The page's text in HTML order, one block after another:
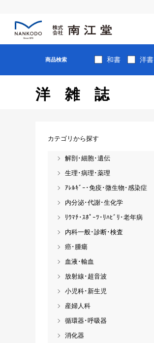
商品検索 和書 洋書
洋雑誌
カテゴリから探す
解剖･細胞･遺伝
生理･病理･薬理
ｱﾚﾙｷﾞｰ･免疫･微生物･感染症
内分泌･代謝･生化学
ﾘｳﾏﾁ･ｽﾎﾟｰﾂ･ﾘﾊﾋﾞﾘ･老年病
内科一般･診断･検査
癌･腫瘍
血液･輸血
放射線･超音波
小児科･新生児
産婦人科
循環器･呼吸器
消化器